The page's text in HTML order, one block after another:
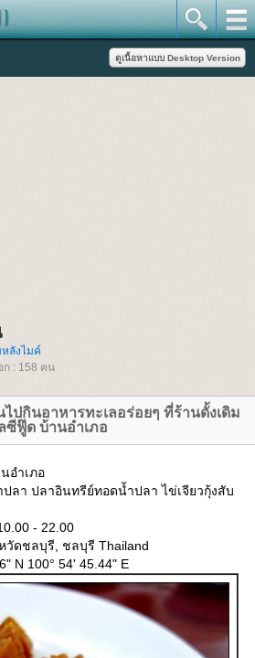
ลังไมค์
: 158 คน
ปกินอาหารทะเลอร่อยๆ ที่ร้านดั้งเดิม
ซีฟู๊ด บ้านอำเภอ
อำเภอ
ลา ปลาอินทรีย์ทอดน้ำปลา ไข่เจียวกุ้งสับ
- 22.00
วัดชลบุรี, ชลบุรี Thailand
N 100° 54' 45.44" E